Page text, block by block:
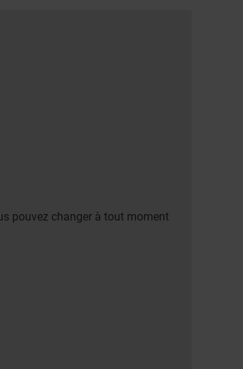
pouvez changer à tout moment